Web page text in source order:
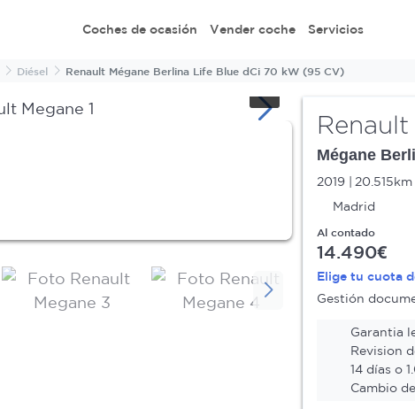
Coches de ocasión Vender coche Servicios
Diésel Renault Mégane Berlina Life Blue dCi 70 kW (95 CV)
Mégane
2019 20.515km
Madrid
Al contado
14.490€
Elige tu cuota
Gestión
Garantia
Revision
14 días o
Cambio